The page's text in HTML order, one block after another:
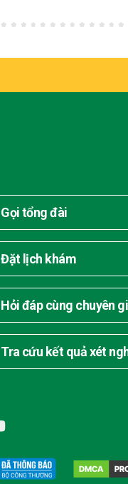
Gọi tổng đài
Đặt lịch khám
Hỏi đáp cùng chuyên
Tra cứu kết quả xét